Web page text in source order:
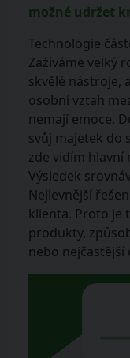
možné udržet
Technologie
Zažíváme velký
skvělé nástroje,
osobní vztah
nemají emoce.
svůj majetek do
zde vidím
Výsledek
Nejlevnější
klienta. Proto je
produkty,
nebo